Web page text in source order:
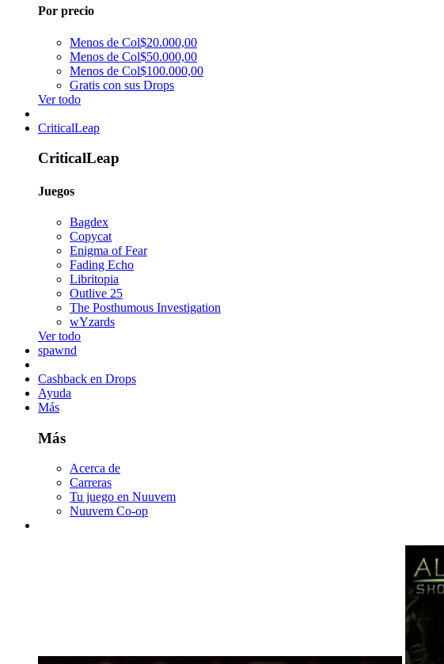
Por precio
Menos de Col$20.000,00
Menos de Col$50.000,00
Menos de Col$100.000,00
Gratis con sus Drops
Ver todo
CriticalLeap
CriticalLeap
Juegos
Bagdex
Copycat
Enigma of Fear
Fading Echo
Libritopia
Outlive 25
The Posthumous Investigation
wYzards
Ver todo
spawnd
Cashback en Drops
Ayuda
Más
Más
Acerca de
Carreras
Tu juego en Nuuvem
Nuuvem Co-op